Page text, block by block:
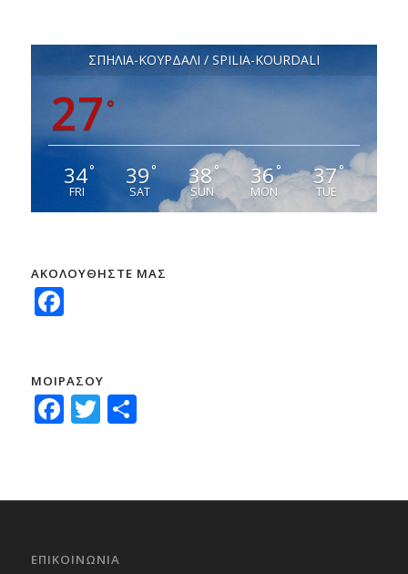
ΣΠΗΛΙΑ-ΚΟΥΡΔΑΛΙ / SPILIA-KOURDALI
27 °
34°
FRI
39°
SAT
38°
SUN
36°
MON
37°
TUE
ΑΚΟΛΟΥΘΗΣΤΕ ΜΑΣ
Facebook
ΜΟΙΡΑΣΟΥ
Facebook
Twitter
Μοιραστείτε
ΕΠΙΚΟΙΝΩΝΙΑ